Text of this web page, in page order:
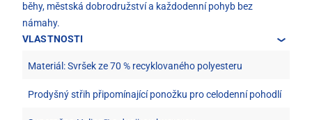
běhy, městská dobrodružství a každodenní pohyb bez
námahy.
VLASTNOSTI
Materiál: Svršek ze 70 % recyklovaného polyesteru
Prodyšný střih připomínající ponožku pro celodenní pohodlí